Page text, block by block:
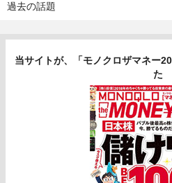
過去の話題
当サイトが、「モノクロザマネー
た